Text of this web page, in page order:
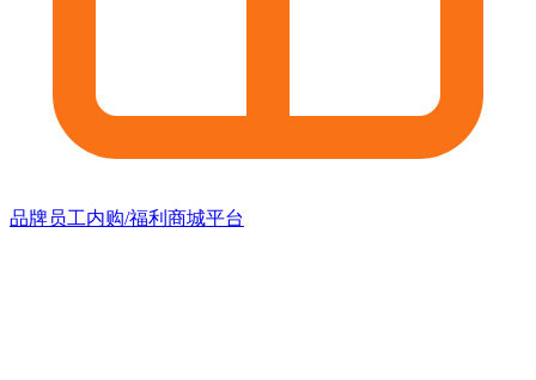
品牌员工内购/福利商城平台